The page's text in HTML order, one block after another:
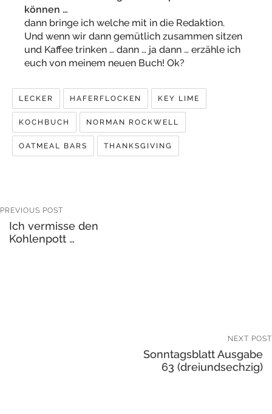
können …
dann bringe ich welche mit in die Redaktion.
Und wenn wir dann gemütlich zusammen sitzen
und Kaffee trinken … dann … ja dann … erzähle ich
euch von meinem neuen Buch! Ok?
LECKER HAFERFLOCKEN KEY LIME
KOCHBUCH NORMAN ROCKWELL
OATMEAL BARS THANKSGIVING
PREVIOUS POST
Ich vermisse den
Kohlenpott …
NEXT POST
Sonntagsblatt Ausgabe
63 (dreiundsechzig)